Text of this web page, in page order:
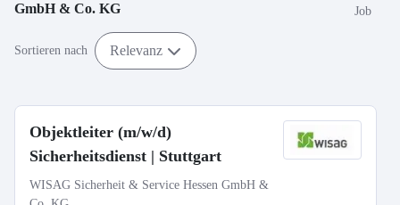
GmbH & Co. KG
Job
Sortieren nach Relevanz
Objektleiter (m/w/d)
Sicherheitsdienst | Stuttgart
WISAG Sicherheit & Service Hessen GmbH &